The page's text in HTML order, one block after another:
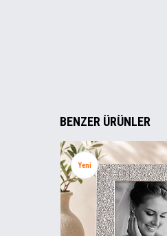
BENZER ÜRÜNLER
Yeni